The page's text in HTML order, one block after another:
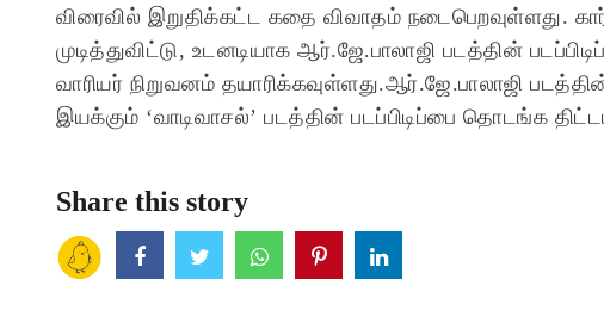
விரைவில் இறுதிக்கட்ட கதை விவாதம் நடைபெறவுள்ளது.
முடித்துவிட்டு, உடனடியாக ஆர்.ஜே.பாலாஜி படத்தின்
வாரியர் நிறுவனம் தயாரிக்கவுள்ளது.ஆர்.ஜே.பாலாஜி
இயக்கும் ‘வாடிவாசல்’ படத்தின் படப்பிடிப்பை தொடங்க
Share this story